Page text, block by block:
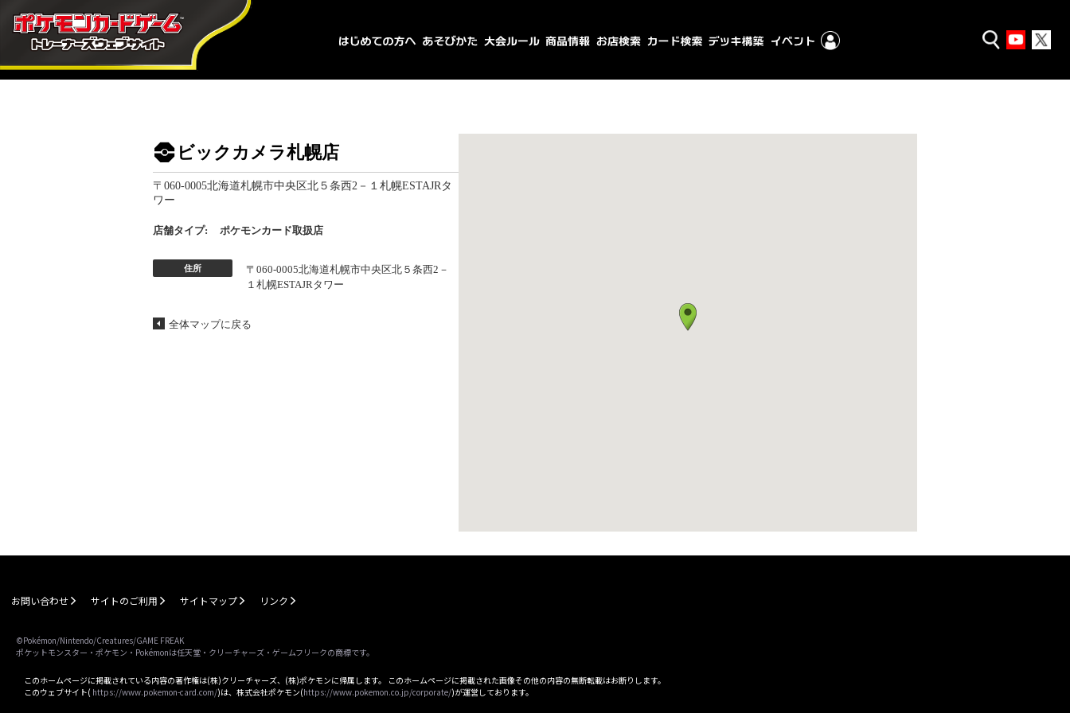
ビックカメラ札幌店
〒060-0005北海道札幌市中央区北５条西2－１札幌ESTAJRタ
ワー
店舗タイプ: ポケモンカード取扱店
住所
〒060-0005北海道札幌市中央区北５条西2－
１札幌ESTAJRタワー
全体マップに戻る
お問い合わせ サイトのご利用 サイトマップ リンク
©Pokémon/Nintendo/Creatures/GAME FREAK
ポケットモンスター・ポケモン・Pokémonは任天堂・クリーチャーズ・ゲームフリークの商標です。
このホームページに掲載されている内容の著作権は(株)クリーチャーズ、(株)ポケモンに帰属します。 このホームページに掲載された画像その他の内容の無断転載はお断りします。
このウェブサイト( https://www.pokemon-card.com/)は、株式会社ポケモン(https://www.pokemon.co.jp/corporate/)が運営しております。